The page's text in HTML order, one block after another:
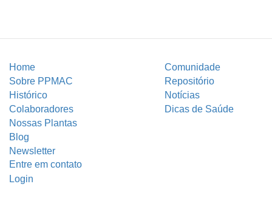
Home
Comunidade
Sobre PPMAC
Repositório
Histórico
Notícias
Colaboradores
Dicas de Saúde
Nossas Plantas
Blog
Newsletter
Entre em contato
Login